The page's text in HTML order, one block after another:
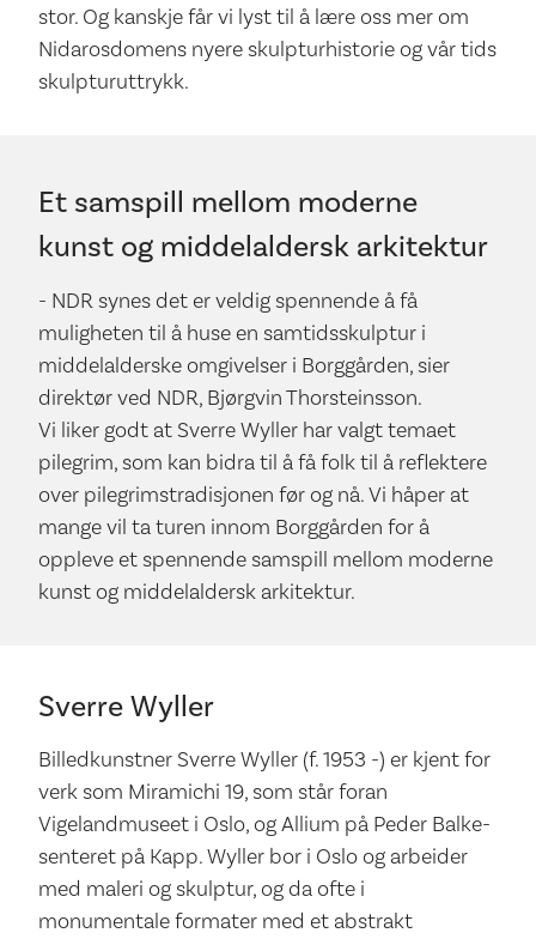
stor. Og kanskje får vi lyst til å lære oss mer om
Nidarosdomens nyere skulpturhistorie og vår tids
skulpturuttrykk.
Et samspill mellom moderne
kunst og middelaldersk arkitektur
- NDR synes det er veldig spennende å få
muligheten til å huse en samtidsskulptur i
middelalderske omgivelser i Borggården, sier
direktør ved NDR, Bjørgvin Thorsteinsson.
Vi liker godt at Sverre Wyller har valgt temaet
pilegrim, som kan bidra til å få folk til å reflektere
over pilegrimstradisjonen før og nå. Vi håper at
mange vil ta turen innom Borggården for å
oppleve et spennende samspill mellom moderne
kunst og middelaldersk arkitektur.
Sverre Wyller
Billedkunstner Sverre Wyller (f. 1953 -) er kjent for
verk som Miramichi 19, som står foran
Vigelandmuseet i Oslo, og Allium på Peder Balke-
senteret på Kapp. Wyller bor i Oslo og arbeider
med maleri og skulptur, og da ofte i
monumentale formater med et abstrakt